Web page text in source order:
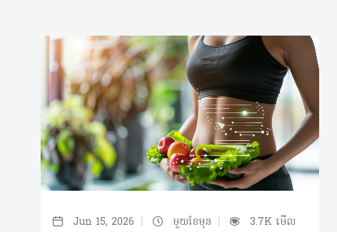
Jun 15, 2026 | មួយខែមុន | 3.7K មើល